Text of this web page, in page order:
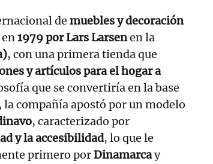
de muebles y decoración
1979 por Lars Larsenen la
, con una primera tienda que
y artículos para el hogar a
que se convertiría en la base
compañía apostó por un modelo
, caracterizado por
y la accesibilidad, lo que le
primero porDinamarcay